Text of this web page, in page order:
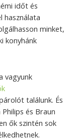
időt és
használata
minket,
konyhánk
vagyunk
találunk. És
és Braun
ők szintén sok